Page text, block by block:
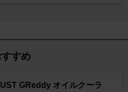
すめ
GReddy オイルクーラ